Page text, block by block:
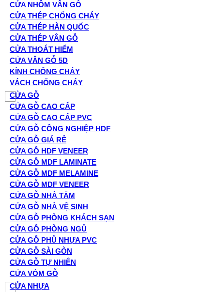
CỬA NHÔM VÂN GỖ
CỬA THÉP CHỐNG CHÁY
CỬA THÉP HÀN QUỐC
CỬA THÉP VÂN GỖ
CỬA THOÁT HIỂM
CỬA VÂN GỖ 5D
KÍNH CHỐNG CHÁY
VÁCH CHỐNG CHÁY
CỬA GỖ
CỬA GỖ CAO CẤP
CỬA GỖ CAO CẤP PVC
CỬA GỖ CÔNG NGHIỆP HDF
CỬA GỖ GIÁ RẺ
CỬA GỖ HDF VENEER
CỬA GỖ MDF LAMINATE
CỬA GỖ MDF MELAMINE
CỬA GỖ MDF VENEER
CỬA GỖ NHÀ TẮM
CỬA GỖ NHÀ VỆ SINH
CỬA GỖ PHÒNG KHÁCH SẠN
CỬA GỖ PHÒNG NGỦ
CỬA GỖ PHỦ NHỰA PVC
CỬA GỖ SÀI GÒN
CỬA GỖ TỰ NHIÊN
CỬA VÒM GỖ
CỬA NHỰA